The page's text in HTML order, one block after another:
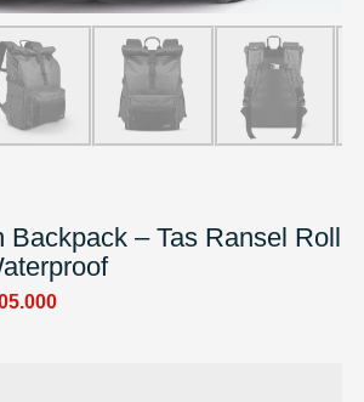
Backpack – Tas Ransel Roll